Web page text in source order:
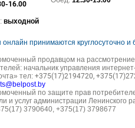
16.00
выходной
онлайн принимаются круглосуточно и
продавцом на
начальник управления
тел:+375(17)2194720,
по защите прав
и услуг администрации Ленинского
3790640, +375(17) 3798677